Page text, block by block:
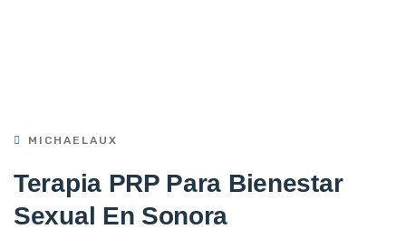
MICHAELAUX
Terapia PRP Para Bienestar
Sexual En Sonora